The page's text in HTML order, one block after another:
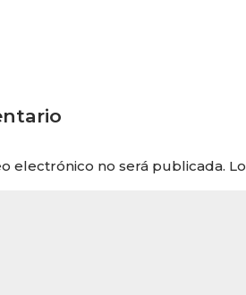
electrónico no será publicada.